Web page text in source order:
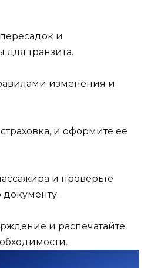
и
для транзита.
изменения и
и оформите ее
и проверьте
и распечатайте